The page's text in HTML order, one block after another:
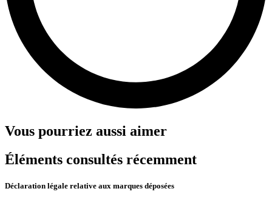
Vous pourriez aussi aimer
Éléments consultés récemment
Déclaration légale relative aux marques déposées